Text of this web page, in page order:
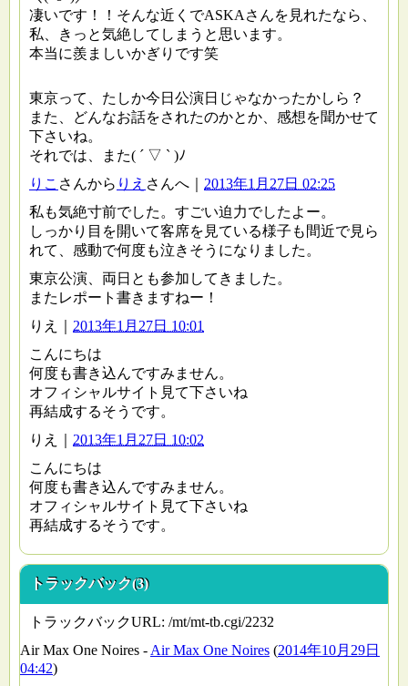
凄いです！！そんな近くでASKAさんを見れたなら、
私、きっと気絶してしまうと思います。
本当に羨ましいかぎりです笑
東京って、たしか今日公演日じゃなかったかしら？
また、どんなお話をされたのかとか、感想を聞かせて
下さいね。
それでは、また( ´ ▽ ` )ﾉ
りこ さんから りえ さんへ
2013年1月27日 02:25
私も気絶寸前でした。すごい迫力でしたよー。
しっかり目を開いて客席を見ている様子も間近で見ら
れて、感動で何度も泣きそうになりました。
東京公演、両日とも参加してきました。
またレポート書きますねー！
りえ
2013年1月27日 10:01
こんにちは
何度も書き込んですみません。
オフィシャルサイト見て下さいね
再結成するそうです。
りえ
2013年1月27日 10:02
こんにちは
何度も書き込んですみません。
オフィシャルサイト見て下さいね
再結成するそうです。
トラックバック(3)
トラックバックURL: /mt/mt-tb.cgi/2232
Air Max One Noires - Air Max One Noires (2014年10月29日
04:42)